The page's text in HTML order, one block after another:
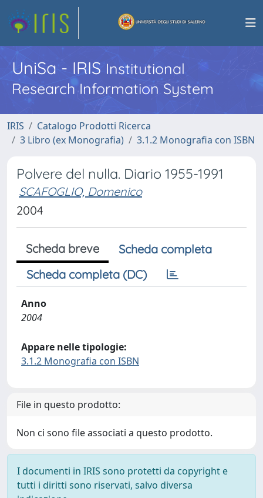
UniSa - IRISInstitutional
Research Information System
IRIS
Catalogo Prodotti Ricerca
3 Libro (ex Monografia)
3.1.2 Monografia con ISBN
Polvere del nulla. Diario 1955-1991
SCAFOGLIO, Domenico
2004
Scheda breve
Scheda completa
Scheda completa (DC)
Anno
2004
Appare nelle tipologie:
3.1.2 Monografia con ISBN
File in questo prodotto:
Non ci sono file associati a questo prodotto.
I documenti in IRIS sono protetti da copyright e
tutti i diritti sono riservati, salvo diversa